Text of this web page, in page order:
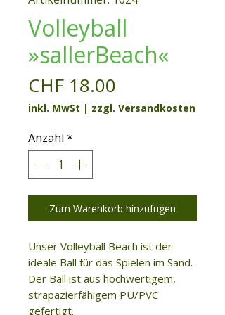
Volleyball
»sallerBeach«
CHF 18.00
inkl. MwSt | zzgl. Versandkosten
Anzahl *
Zum Warenkorb hinzufügen
Unser Volleyball Beach ist der
ideale Ball für das Spielen im Sand.
Der Ball ist aus hochwertigem,
strapazierfähigem PU/PVC
gefertigt.